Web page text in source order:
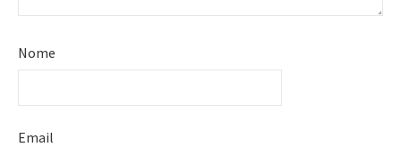
Nome
Email